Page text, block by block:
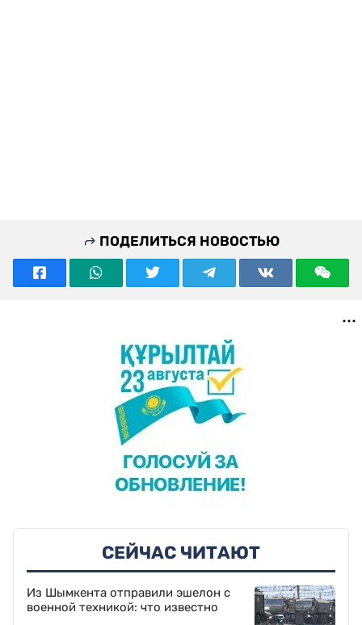
ПОДЕЛИТЬСЯ НОВОСТЬЮ
СЕЙЧАС ЧИТАЮТ
Из Шымкента отправили эшелон с
военной техникой: что известно